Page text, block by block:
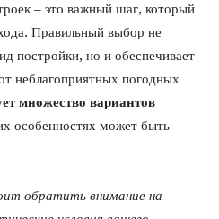
– это важный шаг, который
Правильный выбор не
постройки, но и обеспечивает
неблагоприятных погодных
множество вариантов
особенностях может быть
обратить внимание на